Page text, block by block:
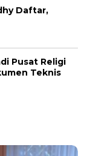
Daftar,
Pusat Religi
Teknis